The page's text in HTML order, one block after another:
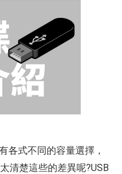
各式不同的容量選擇，
清楚這些的差異呢?USB